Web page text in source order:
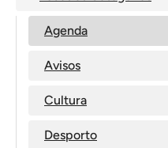
Agenda
Avisos
Cultura
Desporto